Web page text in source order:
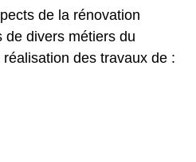
de la rénovation
de divers métiers du
des travaux de :